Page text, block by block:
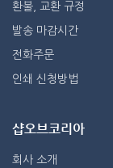
환불, 교환 규정
발송 마감시간
전화주문
인쇄 신청방법
샵오브코리아
회사 소개